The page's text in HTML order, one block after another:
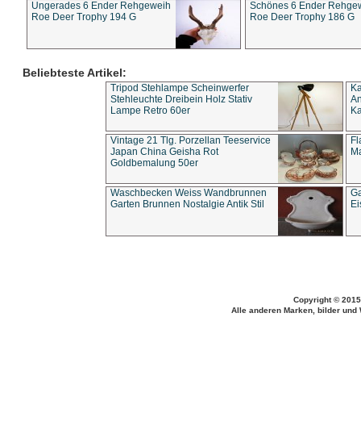
Ungerades 6 Ender Rehgeweih
Roe Deer Trophy 194 G
Schönes 6 Ender
Roe Deer Trophy 186 G
Beliebteste Artikel:
Tripod Stehlampe Scheinwerfer
Stehleuchte Dreibein Holz Stativ
Lampe Retro 60er
Vintage 21 Tlg. Porzellan Teeservice
Japan China Geisha Rot
Goldbemalung 50er
Waschbecken Weiss Wandbrunnen
Garten Brunnen Nostalgie Antik Stil
Copyright ©
Alle anderen Marken, bilder und